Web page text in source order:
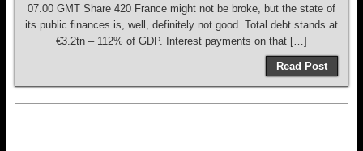
07.00 GMT Share 420 France might not be broke, but the state of
its public finances is, well, definitely not good. Total debt stands at
€3.2tn – 112% of GDP. Interest payments on that […]
Read Post